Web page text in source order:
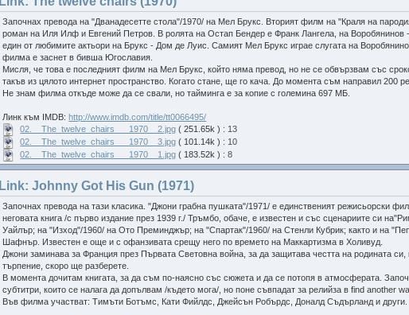
18.The saphead (1920)
19.Convict 13 (1920)
20.Neighbors (1920)
21.The scarecrow (1920)
22.The haunted house (1921)
23.Hard luck (1921)
24.The high sign (1921)
25.The goat (1921)
27.The boat (1921)
28.The paleface (1922)
29.Cops (1922)
30.My wife's relations (1922)
31.The blacksmith (1922)
33.The electric house (1922)
34.Daydreams (1922)
35.The balloonatic (1923)
36.The love nest (1923)
37.Three ages (1923)
38.Our hospitality (1923)
39.Sherlock Jr. (1924)
40.The navigator (1924)
41.Seven chances (1925)
43.Go West (1925)
44.Battling Butler (1926)
БЪЛГАРСКИ СУБТИТРИ
__The_3_worlds_of_Gulliver___1960__01.jpg( 130.33k ): 12
__The_3_worlds_of_Gulliver___1960__02.jpg( 86.8k ): 9
__The_3_worlds_of_Gulliver___1960__f01.jpg
__The_3_worlds_of_Gulliver___1960__f02.jpg( 137.36k ): 9
__The_3_worlds_of_Gulliver___1960__f03.jpg( 57.23k ): 11
Започнах превода на "Дванадесетте стола"/1970/ на Мел Брукс. Вторият филм на "Краля на
роман на Иля Илф и Евгений Петров. В ролята на Остап Бендер е Франк Лангела, на
един от любимите актьори на Брукс - Дом де Луис. Самият Мел Брукс играе слугата на
филма е заснет в бивша Югославия.
Мисля, че това е последният филм на Мел Брукс, който няма превод, но не се обвързвам със
такъв из цялото интернет пространство. Когато стане, ще го кача. До момента съм направил 200
Не знам филма откъде може да се свали, но тайминга е за копие с големина 697 МБ.
Линк към IMDB:http://www.imdb.com/title/tt0066495/
02.__The_twelve_chairs___1970__2.jpg ( 251.65k ) : 13
02.__The_twelve_chairs___1970__3.jpg ( 101.14k ) : 10
02.__The_twelve_chairs___1970__1.jpg ( 183.52k ) : 8
Link: Johnny Got His Gun (1971)
Започнах превода на тази класика. "Джони грабна пушката"/1971/ е единственият режисьорски
неговата книга /с първо издание през 1939 г./ Тръмбо, обаче, е известен и със сценариите си
Уайлър; на "Изход"/1960/ на Ото Преминджър; на "Спартак"/1960/ на Стенли Кубрик; както и на
Шафнър. Известен е още и с офанзивата срещу него по времето на Маккартизма в Холивуд.
Джони заминава за Франция през Първата Световна война, за да защитава честта на родината
търпение, скоро ще разберете.
В момента дочитам книгата, за да съм по-наясно със сюжета и да се потопя в атмосферата.
субтитри, които се налага да допълвам /където мога/, но поне съвпадат за релийза в find another
Във филма участват: Тимъти Ботъмс, Кати Фийлдс, Джейсън Робърдс, Доналд Съдърланд и други.